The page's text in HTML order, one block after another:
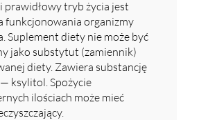
prawidłowy tryb życia jest
funkcjonowania organizmy
Suplement diety nie może być
jako substytut (zamiennik)
diety. Zawiera substancję
— ksylitol. Spożycie
ilościach może mieć